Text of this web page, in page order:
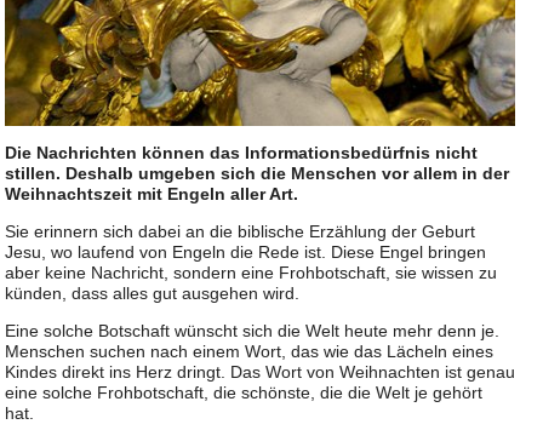
Die Nachrichten können das Informationsbedürfnis nicht
stillen. Deshalb umgeben sich die Menschen vor allem in der
Weihnachtszeit mit Engeln aller Art.
Sie erinnern sich dabei an die biblische Erzählung der Geburt
Jesu, wo laufend von Engeln die Rede ist. Diese Engel bringen
aber keine Nachricht, sondern eine Frohbotschaft, sie wissen zu
künden, dass alles gut ausgehen wird.
Eine solche Botschaft wünscht sich die Welt heute mehr denn je.
Menschen suchen nach einem Wort, das wie das Lächeln eines
Kindes direkt ins Herz dringt. Das Wort von Weihnachten ist genau
eine solche Frohbotschaft, die schönste, die die Welt je gehört
hat.